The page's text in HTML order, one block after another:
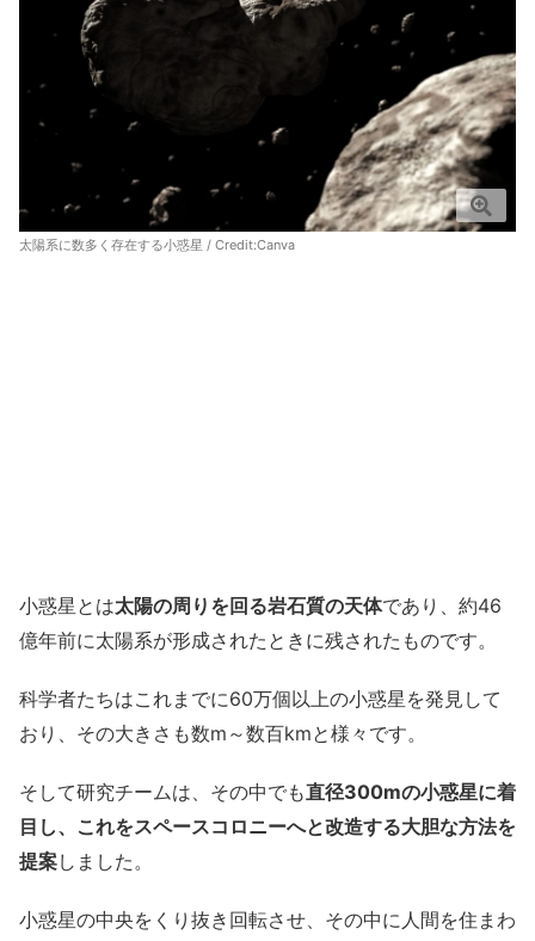
太陽系に数多く存在する小惑星 / Credit:Canva
小惑星とは太陽の周りを回る岩石質の天体であり、約46
億年前に太陽系が形成されたときに残されたものです。
科学者たちはこれまでに60万個以上の小惑星を発見して
おり、その大きさも数m～数百kmと様々です。
そして研究チームは、その中でも直径300mの小惑星に着
目し、これをスペースコロニーへと改造する大胆な方法を
提案しました。
小惑星の中央をくり抜き回転させ、その中に人間を住まわ